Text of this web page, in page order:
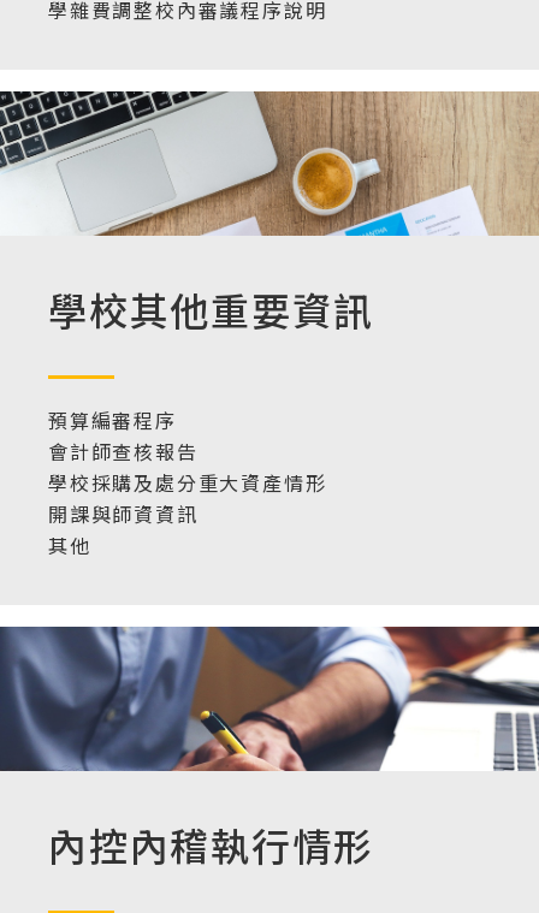
學雜費調整校內審議程序說明
學校其他重要資訊
預算編審程序
會計師查核報告
學校採購及處分重大資產情形
開課與師資資訊
其他
內控內稽執行情形